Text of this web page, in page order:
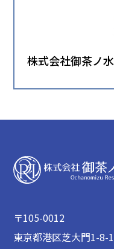
株式会社御茶ノ
〒105-0012
東京都港区芝大門1-8-